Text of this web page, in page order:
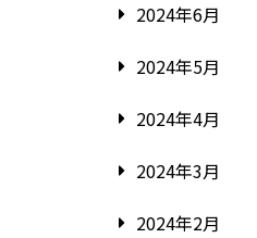
2024年6月
2024年5月
2024年4月
2024年3月
2024年2月